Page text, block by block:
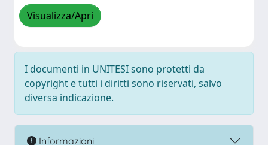
Visualizza/Apri
I documenti in UNITESI sono protetti da
copyright e tutti i diritti sono riservati, salvo
diversa indicazione.
Informazioni